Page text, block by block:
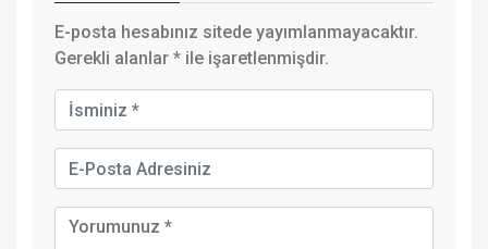
E-posta hesabınız sitede yayımlanmayacaktır.
Gerekli alanlar * ile işaretlenmişdir.